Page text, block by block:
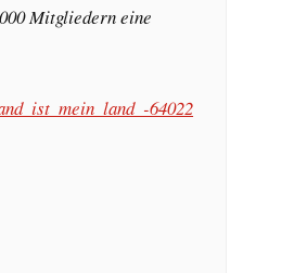
Mitgliedern eine
64022